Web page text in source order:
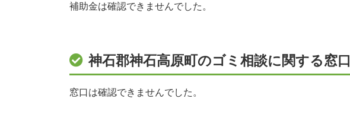
補助金は確認できませんでした。
神石郡神石高原町のゴミ相談に関する窓口
窓口は確認できませんでした。